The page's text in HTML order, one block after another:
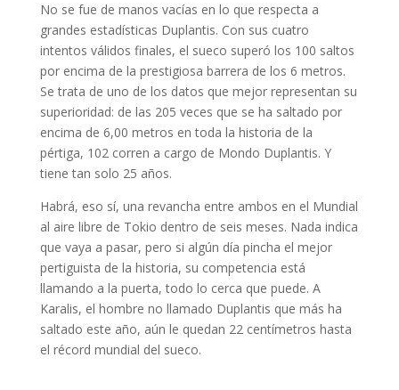
No se fue de manos vacías en lo que respecta a
grandes estadísticas Duplantis. Con sus cuatro
intentos válidos finales, el sueco superó los 100 saltos
por encima de la prestigiosa barrera de los 6 metros.
Se trata de uno de los datos que mejor representan su
superioridad: de las 205 veces que se ha saltado por
encima de 6,00 metros en toda la historia de la
pértiga, 102 corren a cargo de Mondo Duplantis. Y
tiene tan solo 25 años.
Habrá, eso sí, una revancha entre ambos en el Mundial
al aire libre de Tokio dentro de seis meses. Nada indica
que vaya a pasar, pero si algún día pincha el mejor
pertiguista de la historia, su competencia está
llamando a la puerta, todo lo cerca que puede. A
Karalis, el hombre no llamado Duplantis que más ha
saltado este año, aún le quedan 22 centímetros hasta
el récord mundial del sueco.